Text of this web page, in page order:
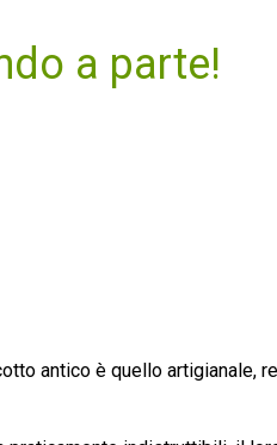
a parte!
antico è quello artigianale,